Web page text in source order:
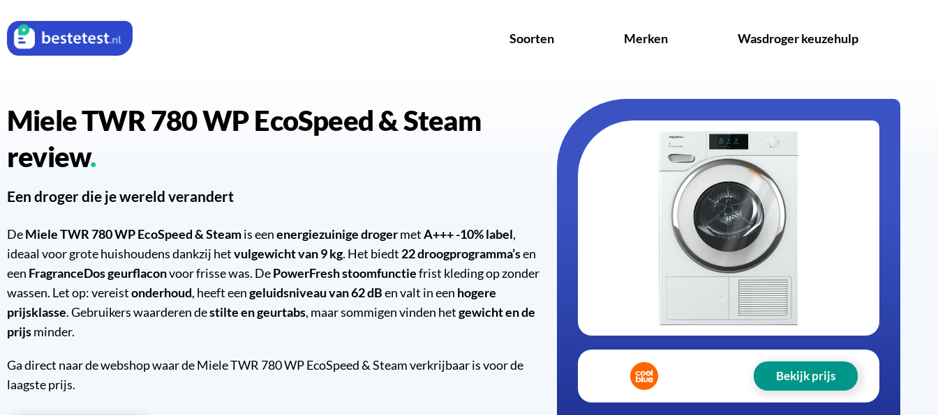
Soorten Merken Wasdroger keuzehulp
Miele TWR 780 WP EcoSpeed & Steam
review
Een droger die je wereld verandert
DeMiele TWR 780 WP EcoSpeed & Steamis eenenergiezuinige drogermetA+++ -10% label,
ideaal voor grote huishoudens dankzij hetvulgewicht van 9 kg. Het biedt 22 droogprogramma’sen
een FragranceDos geurflaconvoor frisse was. DePowerFresh stoomfunctiefrist kleding op zonder
wassen. Let op: vereistonderhoud, heeft eengeluidsniveau van 62 dBen valt in een hogere
prijsklasse. Gebruikers waarderen destilte en geurtabs, maar sommigen vinden hetgewicht en de
prijsminder.
Ga direct naar de webshop waar de Miele TWR 780 WP EcoSpeed & Steam verkrijbaar is voor de
laagste prijs.
Bekijk prijs